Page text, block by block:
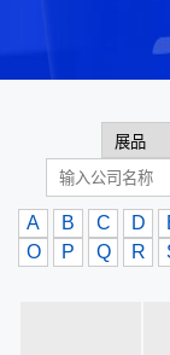
A B C D
O
P Q R